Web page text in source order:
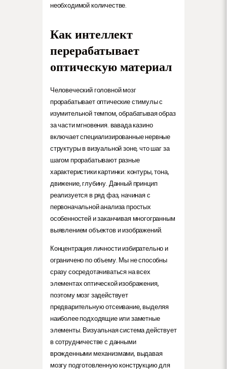
необходимой количестве.
Как интеллект
перерабатывает
оптическую материал
Человеческий головной мозг
прорабатывает оптические стимулы с
изумительной темпом, обрабатывая образ
за части мгновения. вавада казино
включает специализированные нервные
структуры в визуальной зоне, что шаг за
шагом прорабатывают разные
характеристики картинки: контуры, тона,
движение, глубину. Данный принцип
реализуется в ряд фаз, начиная с
первоначальной анализа простых
особенностей и заканчивая многогранным
выявлением объектов и изображений.
Концентрация личности избирательно и
ограничено по объему. Мы не способны
сразу сосредотачиваться на всех
элементах оптической изображения,
поэтому мозг задействует
предварительную отсеивание, выделяя
наиболее подходящие или заметные
элементы. Визуальная система действует
в сотрудничестве с данными
врожденными механизмами, выдавая
мозгу подготовленную конструкцию для